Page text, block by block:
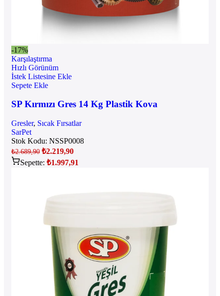
-17%
Karşılaştırma
Hızlı Görünüm
İstek Listesine Ekle
Sepete Ekle
SP Kırmızı Gres 14 Kg Plastik Kova
Gresler, Sıcak Fırsatlar
SarPet
Stok Kodu: NSSP0008
₺2.689,90 ₺2.219,90
Sepette: ₺1.997,91